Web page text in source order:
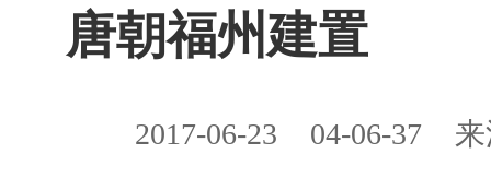
唐朝福州建置
2017-06-23 04-06-37